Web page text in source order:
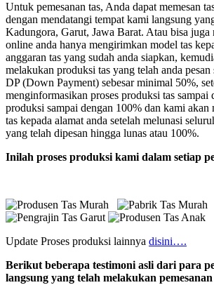
Untuk pemesanan tas, Anda dapat memesan
dengan mendatangi tempat kami langsung
Kadungora, Garut, Jawa Barat. Atau bisa juga
online anda hanya mengirimkan model tas
anggaran tas yang sudah anda siapkan,
melakukan produksi tas yang telah anda pesan
DP (Down Payment) sebesar minimal 50%,
menginformasikan proses produksi tas sampai
produksi sampai dengan 100% dan kami akan
tas kepada alamat anda setelah melunasi
yang telah dipesan hingga lunas atau 100%.
Inilah proses produksi kami dalam setiap
Update Proses produksi lainnya disini….
Berikut beberapa testimoni asli dari para
langsung yang telah melakukan